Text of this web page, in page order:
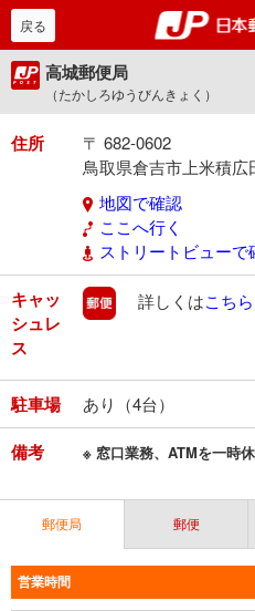
戻る
高城郵便局
（たかしろゆうびんきょく）
住所
〒 682-0602
鳥取県倉吉市上米積広
地図で確認
ここへ行く
ストリートビューで
キャッ
シュレ
ス
郵便
詳しくはこちら
駐車場 あり（4台）
備考 ※ 窓口業務、ATMを一時
郵便局 郵便
営業時間